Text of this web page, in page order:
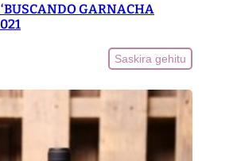
GARNACHA
Saskira gehitu